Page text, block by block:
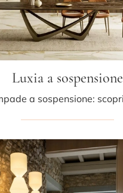
Luxia a sospensione